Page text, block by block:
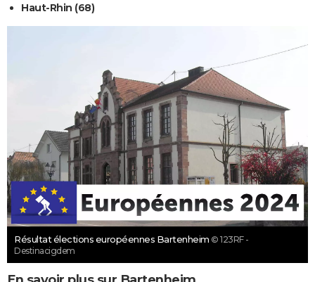
Haut-Rhin (68)
Résultat élections européennes Bartenheim © 123RF -
Destinacigdem